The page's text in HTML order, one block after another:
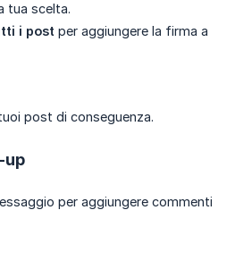
tua scelta.
i post per aggiungere la firma a
post di conseguenza.
up
per aggiungere commenti